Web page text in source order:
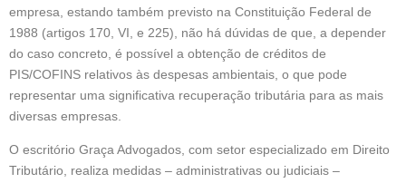
empresa, estando também previsto na Constituição Federal de
1988 (artigos 170, VI, e 225), não há dúvidas de que, a depender
do caso concreto, é possível a obtenção de créditos de
PIS/COFINS relativos às despesas ambientais, o que pode
representar uma significativa recuperação tributária para as mais
diversas empresas.
O escritório Graça Advogados, com setor especializado em Direito
Tributário, realiza medidas – administrativas ou judiciais –